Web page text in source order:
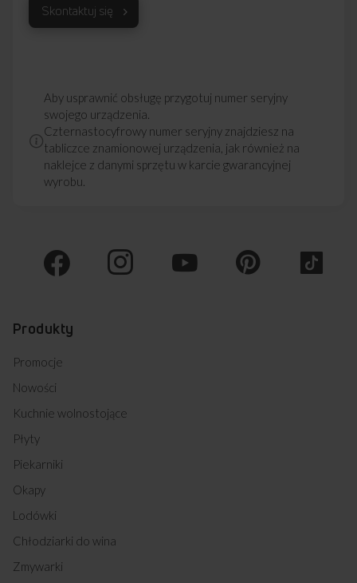
Skontaktuj się
Aby usprawnić obsługę przygotuj numer seryjny
swojego urządzenia.
Czternastocyfrowy numer seryjny znajdziesz na
tabliczce znamionowej urządzenia, jak również na
naklejce z danymi sprzętu w karcie gwarancyjnej
wyrobu.
Produkty
Promocje
Nowości
Kuchnie wolnostojące
Płyty
Piekarniki
Okapy
Lodówki
Chłodziarki do wina
Zmywarki